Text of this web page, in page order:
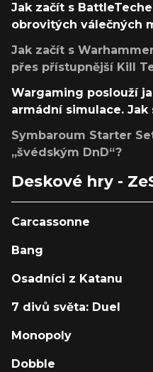
Jak začít s
obrovitých válečných
Jak začít s
přes přístupnější Kill
Wargaming poslouží
armádní simulace. Jak
Symbaroum Starter
„švédským DnD“?
Deskové hry -
Carcassonne
Bang
Osadníci z Katanu
7 divů světa: Duel
Monopoly
Dobble